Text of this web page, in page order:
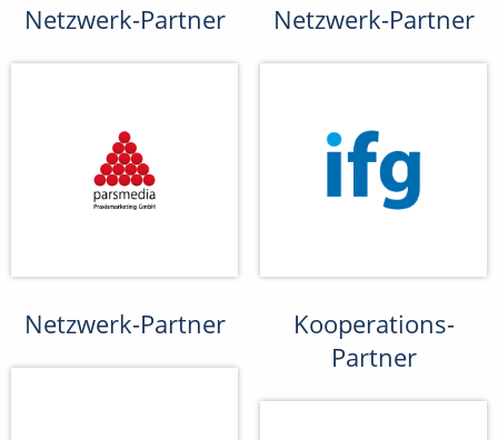
Netzwerk-Partner Netzwerk-Partner
Netzwerk-Partner
Kooperations-
Partner